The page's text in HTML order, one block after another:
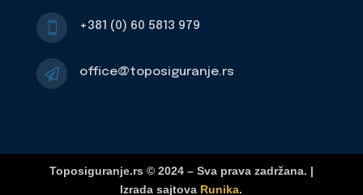
 +381 (0) 60 5813 979
 office@toposiguranje.rs
Toposiguranje.rs © 2024 – Sva prava zadržana. |
Izrada sajtova Runika.